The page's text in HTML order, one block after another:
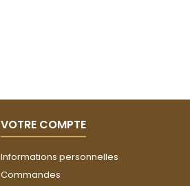
VOTRE COMPTE
Informations personnelles
Commandes